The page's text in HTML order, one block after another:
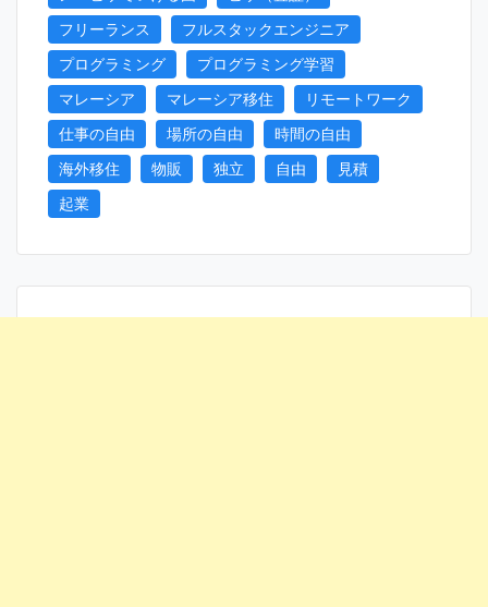
フリーランス
フルスタックエンジニア
プログラミング
プログラミング学習
マレーシア
マレーシア移住
リモートワーク
仕事の自由
場所の自由
時間の自由
海外移住
物販 独立 自由
見積
起業